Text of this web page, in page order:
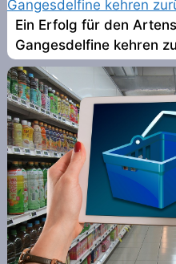
Ein Erfolg für den
Gangesdelfine kehren